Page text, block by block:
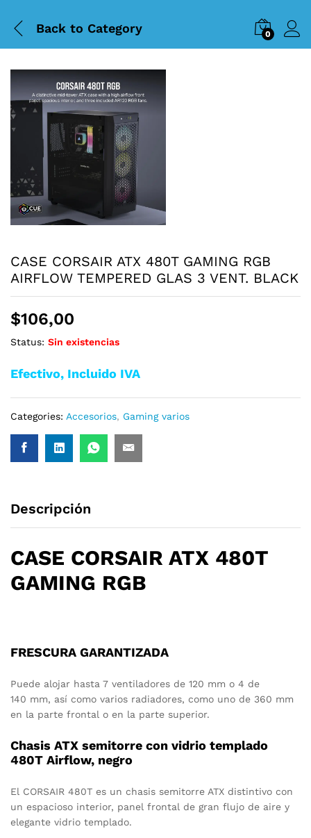
Back to Category 0
CASE CORSAIR ATX 480T GAMING RGB
AIRFLOW TEMPERED GLAS 3 VENT. BLACK
$106,00
Status: Sin existencias
Efectivo, Incluido IVA
Categories: Accesorios, Gaming varios
Descripción
CASE CORSAIR ATX 480T
GAMING RGB
FRESCURA GARANTIZADA
Puede alojar hasta 7 ventiladores de 120 mm o 4 de
140 mm, así como varios radiadores, como uno de 360 mm
en la parte frontal o en la parte superior.
Chasis ATX semitorre con vidrio templado
480T Airflow, negro
El CORSAIR 480T es un chasis semitorre ATX distintivo con
un espacioso interior, panel frontal de gran flujo de aire y
elegante vidrio templado.